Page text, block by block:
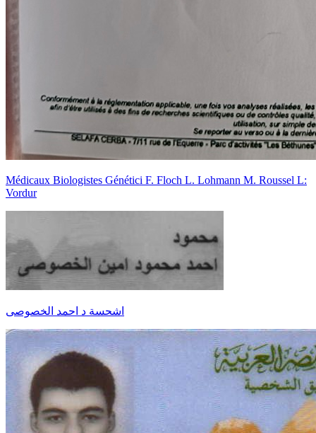
Médicaux Biologistes Génétici F. Floch L. Lohmann M. Roussel L:
Vordur
اشحسة د احمد الخصوصى